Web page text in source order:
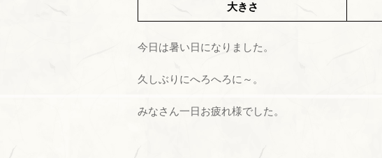
大きさ
今日は暑い日になりました。
久しぶりにへろへろに～。
みなさん一日お疲れ様でした。